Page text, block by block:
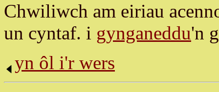
Chwiliwch am eiriau
un cyntaf. i gynganeddu'n
yn ôl i'r wers